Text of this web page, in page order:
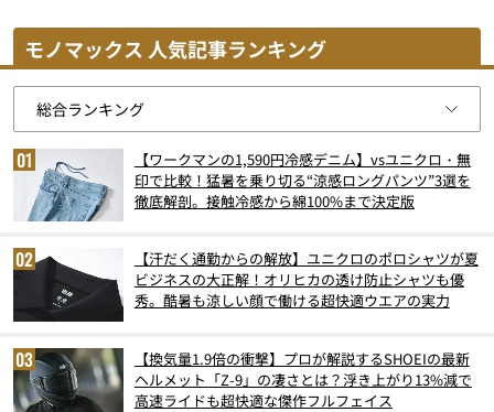
モノマックス 人気記事ランキング
【ワークマンの1,590円冷感デニム】vsユニクロ・無
印で比較！猛暑を乗り切る“涼感ロングパンツ”3選を
徹底解剖。接触冷感から綿100%まで決定版
【汗だく通勤からの解放】ユニクロのポロシャツが夏
ビジネスの大正解！オリヒカの透け防止シャツも優
秀。酷暑も涼しい顔で働ける超快適ウエアの実力
【換気量1.9倍の衝撃】プロが解説するSHOEIの最新
ヘルメット「Z-9」の凄さとは？浮き上がり13%減で
高速ライドも超快適な傑作フルフェイス